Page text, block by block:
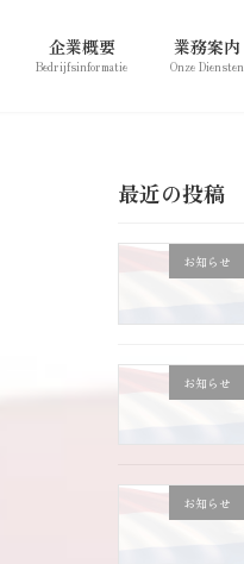
企業概要
Bedrijfsinformatie
業務案内
Onze Diensten
最近の投稿
お知らせ
お知らせ
お知らせ